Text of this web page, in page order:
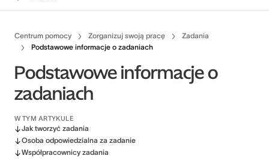
Centrum pomocy Zorganizuj swoją pracę
Zadania
Podstawowe informacje o zadaniach
Podstawowe informacje o
zadaniach
W TYM ARTYKULE
Jak tworzyć zadania
Osoba odpowiedzialna za zadanie
Współpracownicy zadania